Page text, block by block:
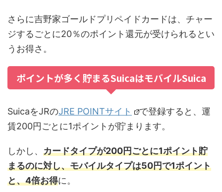
さらに吉野家ゴールドプリペイドカードは、チャー
ジするごとに20％のポイント還元が受けられるとい
うお得さ。
ポイントが多く貯まるSuicaはモバイルSuica
SuicaをJRのJRE POINTサイト
で登録すると、運
賃200円ごとに1ポイントが貯まります。
しかし、 カードタイプが200円ごとに1ポイント貯
まるのに対し、モバイルタイプは50円で1ポイント
と、4倍お得に。